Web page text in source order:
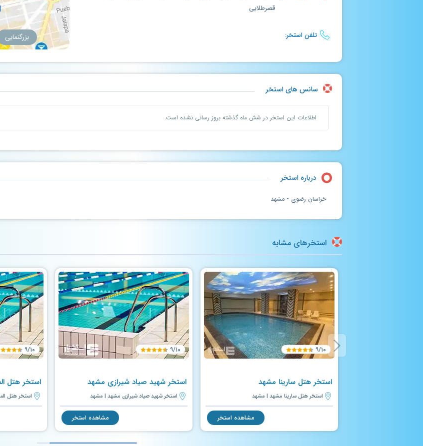
قصرطلایی
تلفن استخر: بزرگنمایی
سانس های استخر
اطلاعات این استخر در شش ماه گذشته بروز رسانی نشده است.
درباره استخر
خراسان رضوی - مشهد
استخرهای مشابه
۹/۱۰
استخر هتل سارینا مشهد
استخر هتل سارینا مشهد | مشهد
مشاهده استخر
۹/۱۰
استخر شهید صیاد شیرازی مشهد
استخر شهید صیاد شیرازی مشهد | مشهد
مشاهده استخر
۹/۱۰
استخر هتل
استخر هتل